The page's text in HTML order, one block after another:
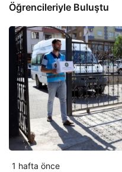
Öğrencileriyle Buluştu
1 hafta önce